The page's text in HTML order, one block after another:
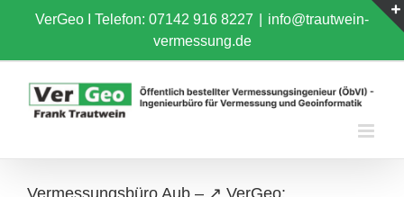
content
VerGeo I Telefon: 07142 916 8227
info@trautwein-
vermessung.de